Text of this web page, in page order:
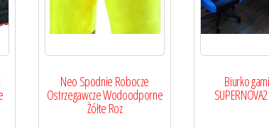
Neo Spodnie Robocze
Ostrzegawcze Wodoodporne
Żółte Roz
Biurko